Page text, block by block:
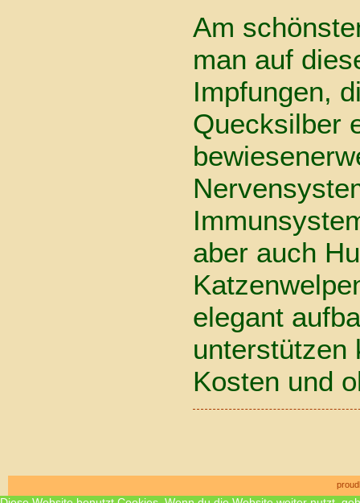
Am
man auf
Impfungen,
Quecksilber
aber auch
elegant
unterstützen
Kosten und